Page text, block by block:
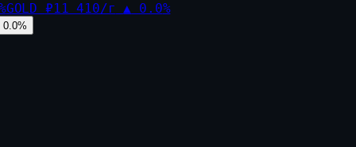
GOLD ₽11 410/г ▲ 0.0%
0.0%